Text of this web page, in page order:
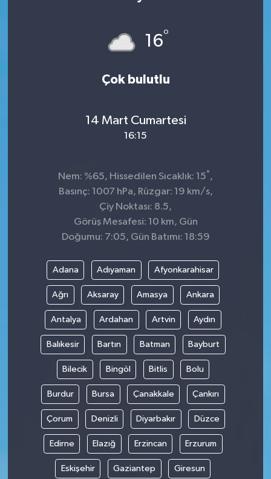
16°
Çok bulutlu
14 Mart Cumartesi
16:15
Nem: %65, Hissedilen Sıcaklık: 15° ,
Basınç: 1007 hPa, Rüzgar: 19 km/s,
Çiy Noktası: 8.5,
Görüş Mesafesi: 10 km, Gün
Doğumu: 7:05, Gün Batımı: 18:59
Adana Adıyaman Afyonkarahisar
Ağrı Aksaray Amasya Ankara
Antalya Ardahan Artvin Aydın
Balıkesir Bartın Batman Bayburt
Bilecik Bingöl Bitlis Bolu
Burdur Bursa Çanakkale Çankırı
Çorum Denizli Diyarbakır Düzce
Edirne Elazığ Erzincan Erzurum
Eskişehir Gaziantep Giresun
SİVİL TOPLUM
SOSYAL YAŞAM
ULUSAL HABERLER